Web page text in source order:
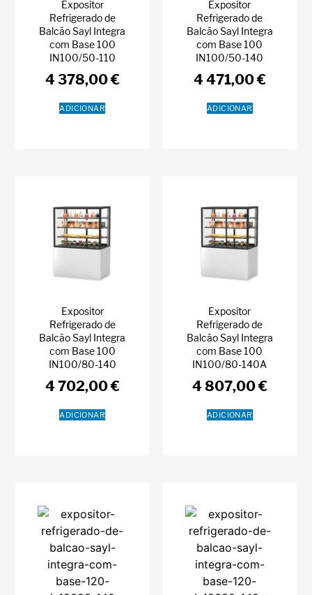
Expositor
Refrigerado de
Balcão Sayl Integra
com Base 100
IN100/50-110
4 378,00€
ADICIONAR
Expositor
Refrigerado de
Balcão Sayl Integra
com Base 100
IN100/50-140
4 471,00€
ADICIONAR
Expositor
Refrigerado de
Balcão Sayl Integra
com Base 100
IN100/80-140
4 702,00€
ADICIONAR
Expositor
Refrigerado de
Balcão Sayl Integra
com Base 100
IN100/80-140A
4 807,00€
ADICIONAR